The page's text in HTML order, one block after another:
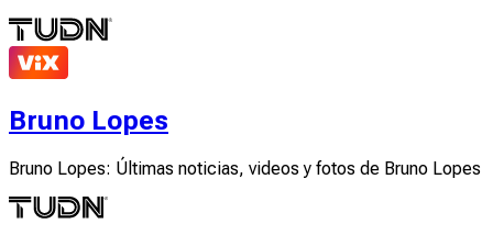
Bruno Lopes
Bruno Lopes: Últimas noticias, videos y fotos de Bruno Lopes